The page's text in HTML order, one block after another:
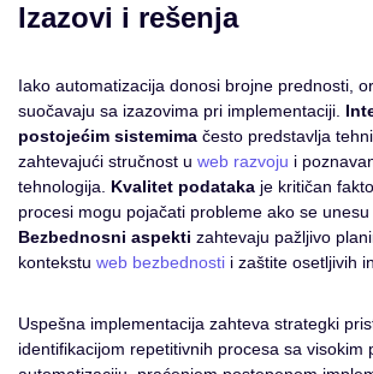
Izazovi i rešenja
Iako automatizacija donosi brojne prednosti,
suočavaju sa izazovima pri implementaciji.
postojećim sistemima često predstavlja
zahtevajući stručnost u web razvoju i
tehnologija. Kvalitet podataka je kritičan
procesi mogu pojačati probleme ako se unesu
Bezbednosni aspekti zahtevaju pažljivo
kontekstu web bezbednosti i zaštite osetljivih
Uspešna implementacija zahteva strategki
identifikacijom repetitivnih procesa sa visokim